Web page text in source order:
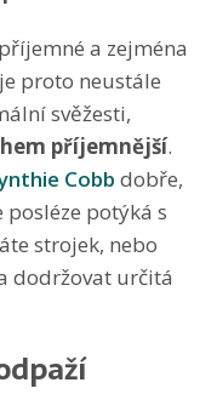
a zejména
proto neustále
svěžesti,
příjemnější.
Cobb dobře,
potýká s
strojek, nebo
dodržovat určitá